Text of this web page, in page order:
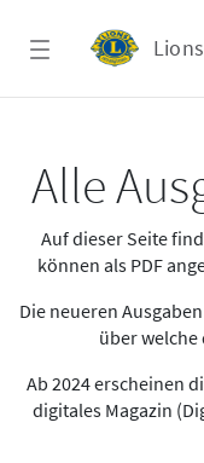
Alle
Auf dieser Seite
können als PDF
Die neueren
über welche
Ab 2024 erscheinen
digitales Magazin